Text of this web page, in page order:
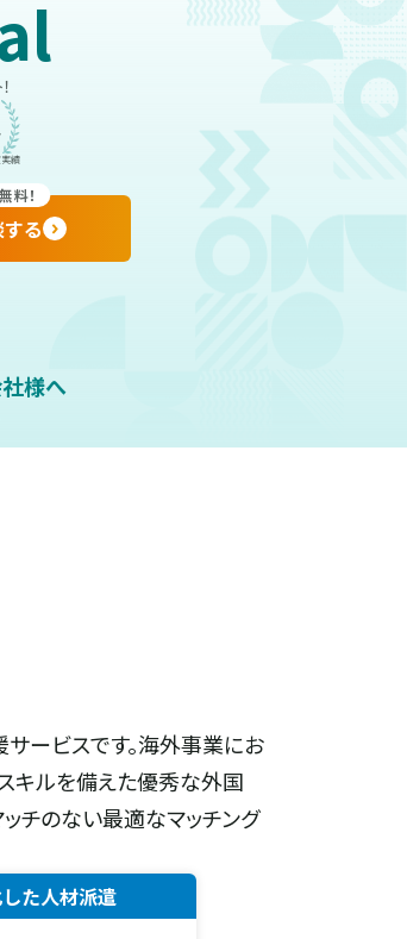
績
料！
る
様へ
ービスです。海外事業にお
キルを備えた優秀な外国
チのない最適なマッチング
た人材派遣